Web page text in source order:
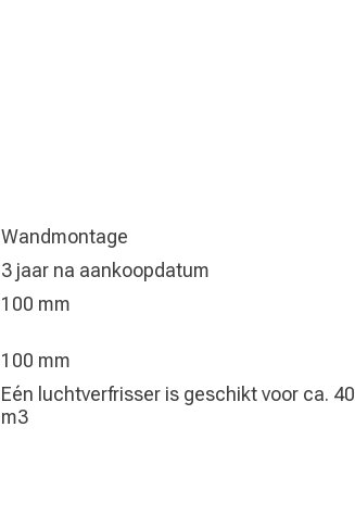
Wandmontage
3 jaar na aankoopdatum
100 mm
100 mm
Eén luchtverfrisser is geschikt voor ca. 40
m3